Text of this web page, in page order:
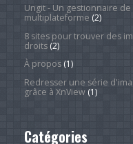
Ungit - Un gestionnaire
multiplateforme (2)
8 sites pour trouver des
droits(2)
À propos(1)
Redresser une série
grâce à XnView(1)
Catégories